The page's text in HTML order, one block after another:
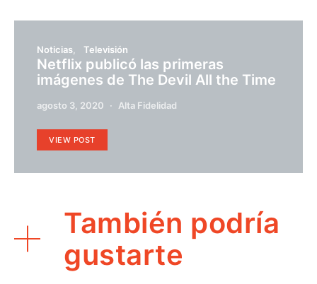
Noticias Televisión
Netflix publicó las primeras
imágenes de The Devil All the Time
agosto 3, 2020 Alta Fidelidad
VIEW POST
También podría
gustarte